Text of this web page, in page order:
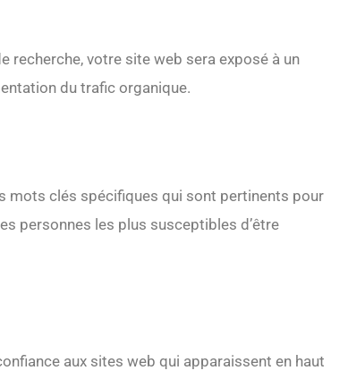
recherche, votre site web sera exposé à un
du trafic organique.
mots clés spécifiques qui sont pertinents pour
personnes les plus susceptibles d’être
aux sites web qui apparaissent en haut